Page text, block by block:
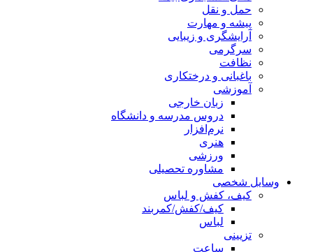
حمل و نقل
پیشه و مهارت
آرایشگری و زیبایی
سرگرمی
نظافت
باغبانی و درختکاری
آموزشی
زبان خارجی
دروس مدرسه و دانشگاه
نرم‌افزار
هنری
ورزشی
مشاوره تحصیلی
وسایل شخصی
کیف، کفش و لباس
کیف/کفش/کمربند
لباس
تزیینی
ساعت